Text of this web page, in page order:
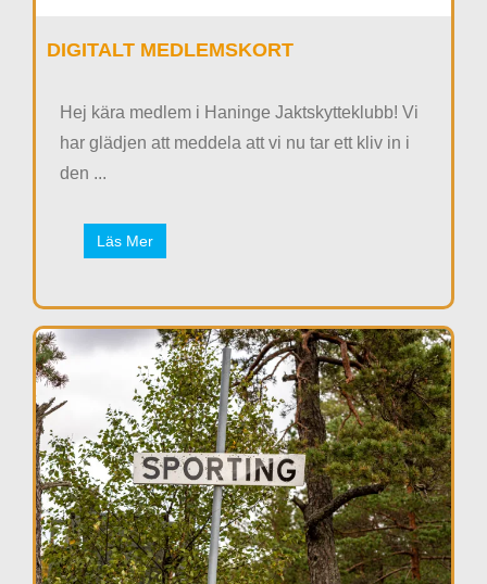
DIGITALT MEDLEMSKORT
Hej kära medlem i Haninge Jaktskytteklubb! Vi
har glädjen att meddela att vi nu tar ett kliv in i
den ...
Läs Mer